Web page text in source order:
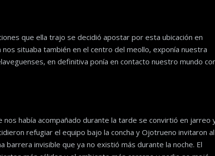
que ella trajo se decidió apostar por esta ubicación en
situaba también en el centro del meollo, exponía nuestra
en definitiva ponía en contacto nuestro mundo
nos había acompañado durante la tarde se convirtió en jarreo
refugiar el equipo bajo la concha y Ojotrueno invitaron al
barrera invisible que ya no existió más durante la noche. El